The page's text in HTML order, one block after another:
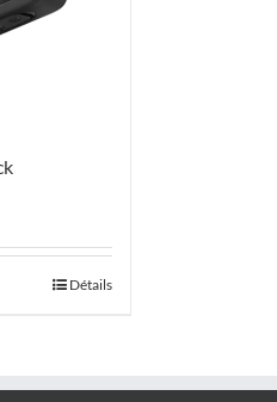
Détails